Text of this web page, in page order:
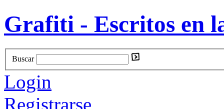
Grafiti - Escritos en
Buscar
Login
Registrarse